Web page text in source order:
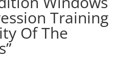
Training
Of The